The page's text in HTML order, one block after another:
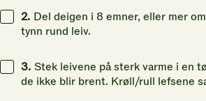
2. Del deigen i 8 emner, eller mer
tynn rund leiv.
3. Stek leivene på sterk varme i en
de ikke blir brent. Krøll/rull lefsene